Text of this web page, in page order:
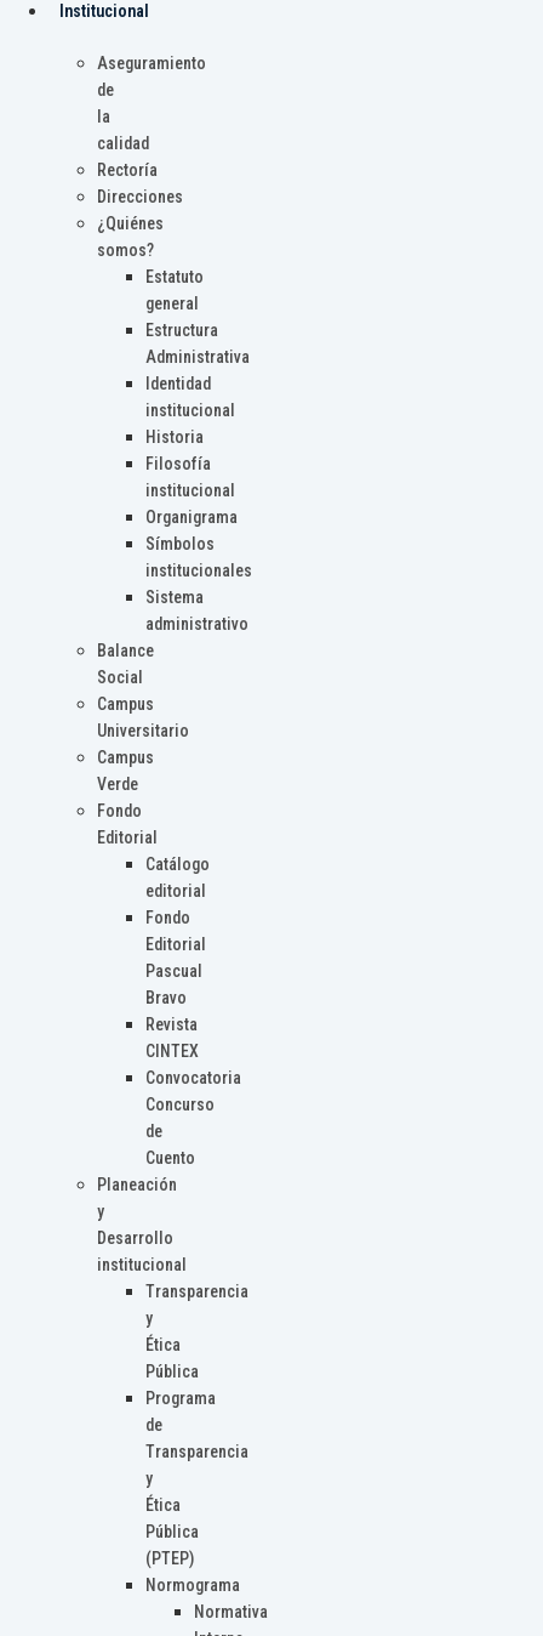
Institucional
Aseguramiento
de
la
calidad
Rectoría
Direcciones
¿Quiénes
somos?
Estatuto
general
Estructura
Administrativa
Identidad
institucional
Historia
Filosofía
institucional
Organigrama
Símbolos
institucionales
Sistema
administrativo
Balance
Social
Campus
Universitario
Campus
Verde
Fondo
Editorial
Catálogo
editorial
Fondo
Editorial
Pascual
Bravo
Revista
CINTEX
Convocatoria
Concurso
de
Cuento
Planeación
y
Desarrollo
institucional
Transparencia
y
Ética
Pública
Programa
de
Transparencia
y
Ética
Pública
(PTEP)
Normograma
Normativa